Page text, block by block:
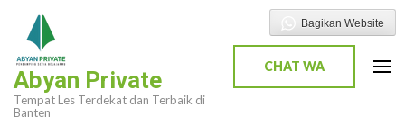
Lompat
konten
(Tekan
Enter)
Abyan Private
Tempat Les Terdekat dan Terbaik di
Banten
CHAT WA
Bagikan Website